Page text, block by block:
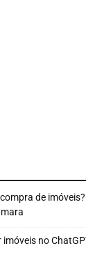
de
no